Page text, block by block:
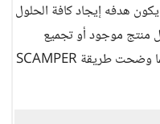
هدفه إيجاد كافة الحلول
منتج موجود أو تجميع
منتجات مع بعضها البعض.... كما وضحت طريقة SCAMPER